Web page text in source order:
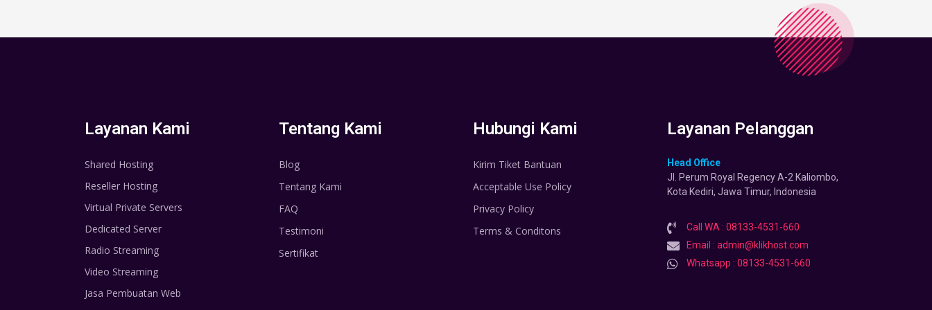
Layanan Kami
Shared Hosting
Reseller Hosting
Virtual Private Servers
Dedicated Server
Radio Streaming
Video Streaming
Jasa Pembuatan Web
Tentang Kami
Blog
Tentang Kami
FAQ
Testimoni
Sertifikat
Hubungi Kami
Kirim Tiket Bantuan
Acceptable Use Policy
Privacy Policy
Terms & Conditons
Layanan Pelanggan
Head Office
Jl. Perum Royal Regency A-2 Kaliombo,
Kota Kediri, Jawa Timur, Indonesia
Call WA : 08133-4531-660
Email : admin@klikhost.com
Whatsapp : 08133-4531-660